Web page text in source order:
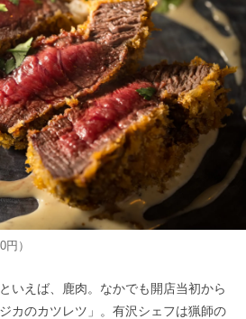
）
いえば、鹿肉。なかでも開店当初から
カのカツレツ」。有沢シェフは猟師の